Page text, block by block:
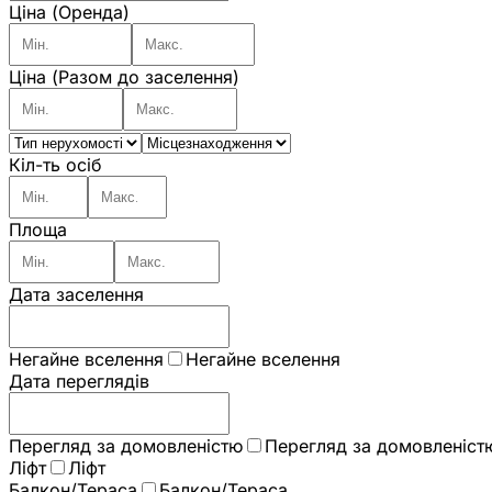
Ціна (Оренда)
Ціна (Разом до заселення)
Кіл-ть осіб
Площа
Дата заселення
Негайне вселення
Негайне вселення
Дата переглядів
Перегляд за домовленістю
Перегляд за
Ліфт
Ліфт